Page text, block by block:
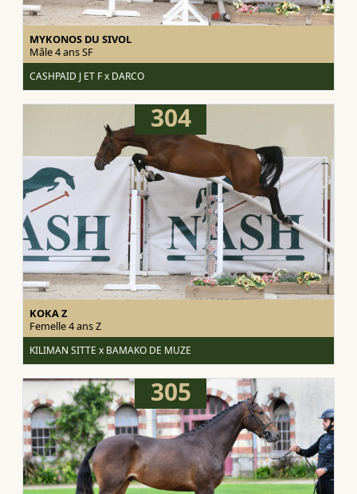
MYKONOS DU SIVOL
Mâle 4 ansSF
CASHPAID J ET F x DARCO
304
KOKA Z
Femelle 4 ansZ
KILIMAN SITTE x BAMAKO DE MUZE
305